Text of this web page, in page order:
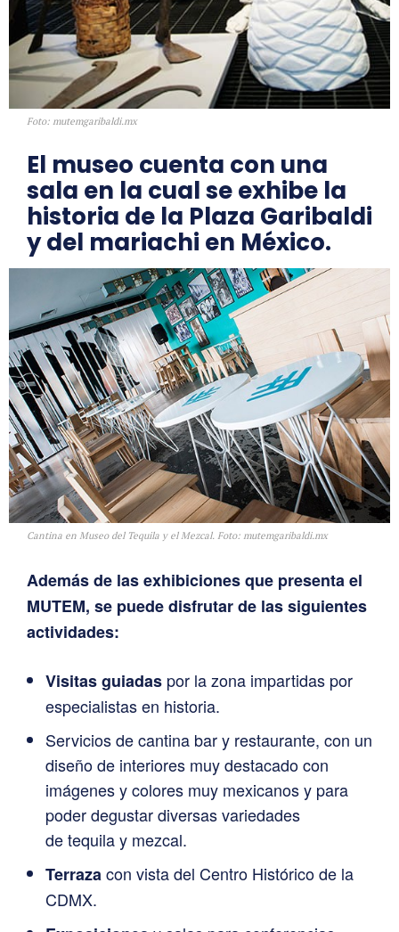
Foto: mutemgaribaldi.mx
El museo cuenta con una
sala en la cual se exhibe la
historia de la Plaza Garibaldi
y del mariachi en México.
Cantina en Museo del Tequila y el Mezcal. Foto: mutemgaribaldi.mx
Además de las exhibiciones que presenta el
MUTEM, se puede disfrutar de las siguientes
actividades:
Visitas guiadas por la zona impartidas por
especialistas en historia.
Servicios de cantina bar y restaurante, con un
diseño de interiores muy destacado con
imágenes y colores muy mexicanos y para
poder degustar diversas variedades
de tequila y mezcal.
Terrazacon vista del Centro Histórico de la
CDMX.